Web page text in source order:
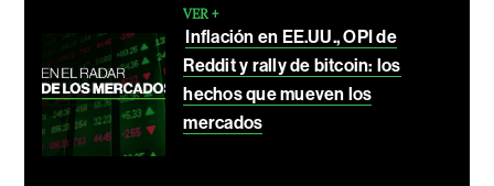
VER +
Inflación en EE.UU., OPI de
Reddit y rally de bitcoin: los
hechos que mueven los
mercados